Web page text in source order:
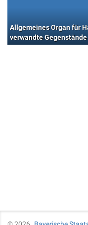
Allgemeines Organ für
verwandte Gegenstände